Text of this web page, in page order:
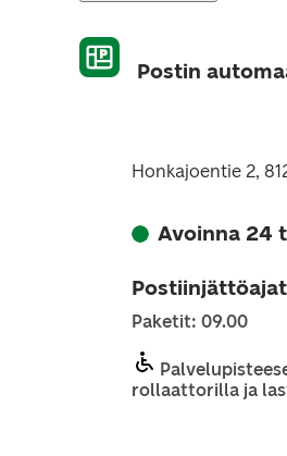
Postin
Honkajoentie 2,
Avoinna 24
Paketit: 09.00
rollaattorilla ja